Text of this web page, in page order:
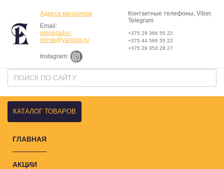
Адреса магазинов
Email:
emperador-
minsk@yandex.ru
Instagram:
Контактные телефоны, Viber,
Telegram
+375 29 366 55 22
+375 44 566 55 22
+375 29 353 28 27
КАТАЛОГ ТОВАРОВ
ГЛАВНАЯ
АКЦИИ